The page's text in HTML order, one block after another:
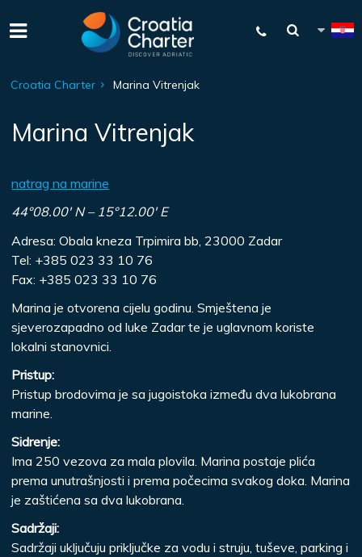
Croatia Charter Marina Vitrenjak
Marina Vitrenjak
natrag na marine
44°08.00′ N – 15°12.00′ E
Adresa: Obala kneza Trpimira bb, 23000 Zadar
Tel: +385 023 33 10 76
Fax: +385 023 33 10 76
Marina je otvorena cijelu godinu. Smještena je
sjeverozapadno od luke Zadar te je uglavnom koriste
lokalni stanovnici.
Pristup:
Pristup brodovima je sa jugoistoka između dva lukobrana
marine.
Sidrenje:
Ima 250 vezova za mala plovila. Marina postaje plića
prema unutrašnjosti i prema počecima svakog doka. Marina
je zaštićena sa dva lukobrana.
Sadržaji:
Sadržaji uključuju priključke za vodu i struju, tuševe, parking i